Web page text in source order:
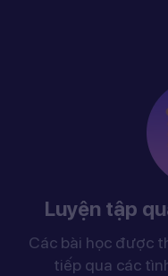
Luyện tập
Các bài học được
tiếp qua các